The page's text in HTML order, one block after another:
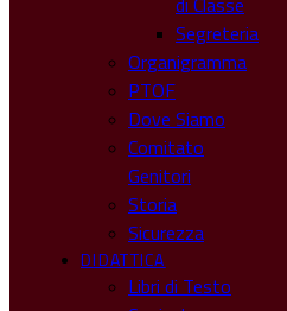
Segreteria
Organigramma
PTOF
Dove Siamo
Comitato
Genitori
Storia
Sicurezza
DIDATTICA
Libri di Testo